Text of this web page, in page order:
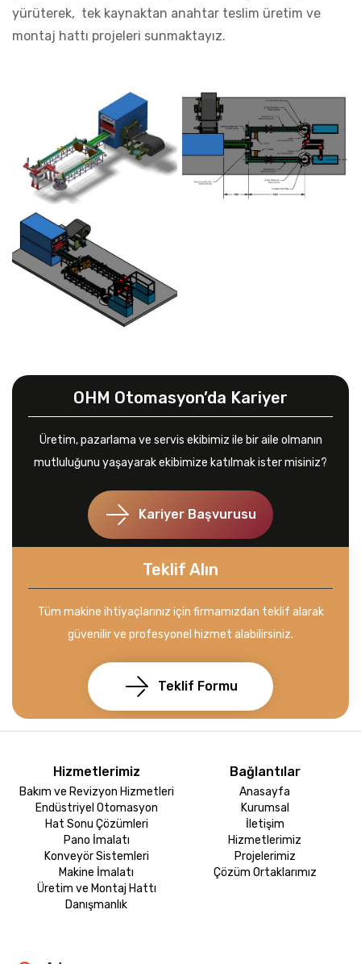
yürüterek, tek kaynaktan anahtar teslim üretim ve
montaj hattı projeleri sunmaktayız.
OHM Otomasyon’da Kariyer
Üretim, pazarlama ve servis ekibimiz ile bir aile olmanın
mutluluğunu yaşayarak ekibimize katılmak ister misiniz?
Kariyer Başvurusu
Teklif Alın
Tüm makine ihtiyaçlarınız için firmamızdan teklif alarak
güvenilir ve profesyonel hizmet alabilirsiniz.
Teklif Formu
Hizmetlerimiz
Bakım ve Revizyon Hizmetleri
Endüstriyel Otomasyon
Hat Sonu Çözümleri
Pano İmalatı
Konveyör Sistemleri
Makine İmalatı
Üretim ve Montaj Hattı
Danışmanlık
Bağlantılar
Anasayfa
Kurumsal
İletişim
Hizmetlerimiz
Projelerimiz
Çözüm Ortaklarımız